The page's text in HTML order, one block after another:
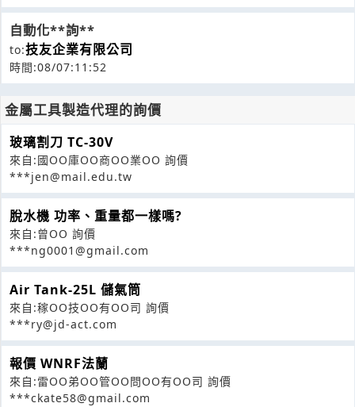
自動化**詢**
to:技友企業有限公司
時間:08/07:11:52
金屬工具製造代理的詢價
玻璃割刀 TC-30V
來自:國OO庫OO商OO業OO 詢價
***jen@mail.edu.tw
脫水機 功率、重量都一樣嗎?
來自:曾OO 詢價
***ng0001@gmail.com
Air Tank-25L 儲氣筒
來自:稼OO技OO有OO司 詢價
***ry@jd-act.com
報價 WNRF法蘭
來自:雷OO弟OO管OO問OO有OO司 詢價
***ckate58@gmail.com